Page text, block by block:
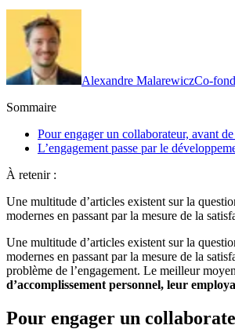
Alexandre MalarewiczCo-
Sommaire
Pour engager un collaborateur, avant
L’engagement passe par le
À retenir :
Une multitude d’articles existent sur la
modernes en passant par la mesure de la
Une multitude d’articles existent sur la
modernes en passant par la mesure de la
problème de l’engagement. Le meilleur
d’accomplissement personnel, leur
Pour engager un